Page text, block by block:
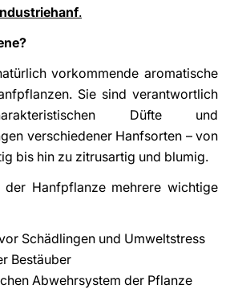
.
vorkommende aromatische
Sie sind verantwortlich
Düfte und
verschiedener Hanfsorten – von
bis hin zu zitrusartig und blumig.
Hanfpflanze mehrere wichtige
Schädlingen und Umweltstress
Bestäuber
Abwehrsystem der Pflanze